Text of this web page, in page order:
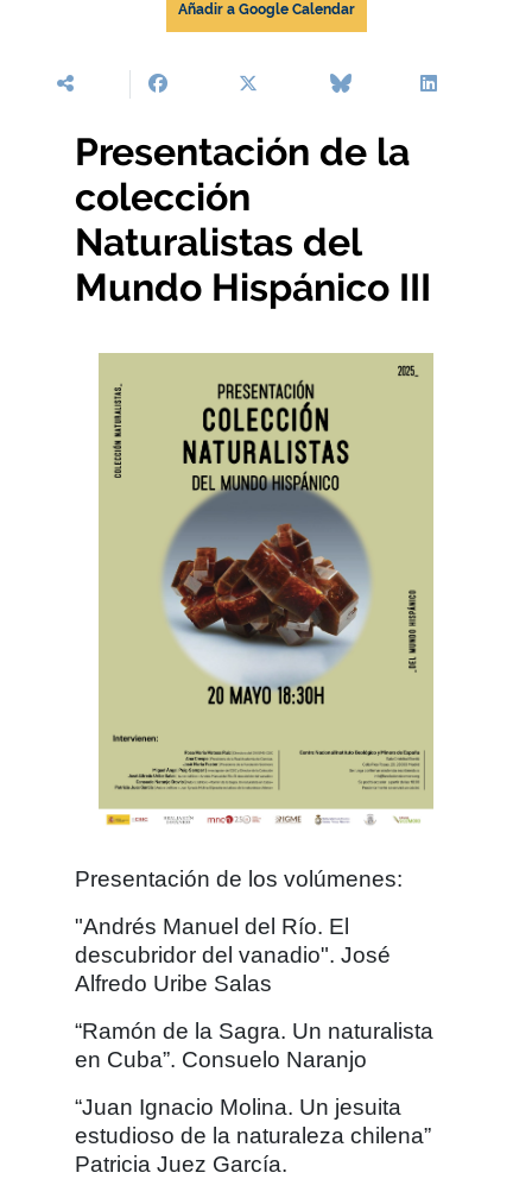
Añadir a Google Calendar
Presentación de la
colección
Naturalistas del
Mundo Hispánico III
Presentación de los volúmenes:
"Andrés Manuel del Río. El
descubridor del vanadio". José
Alfredo Uribe Salas
“Ramón de la Sagra. Un naturalista
en Cuba”. Consuelo Naranjo
“Juan Ignacio Molina. Un jesuita
estudioso de la naturaleza chilena”
Patricia Juez García.